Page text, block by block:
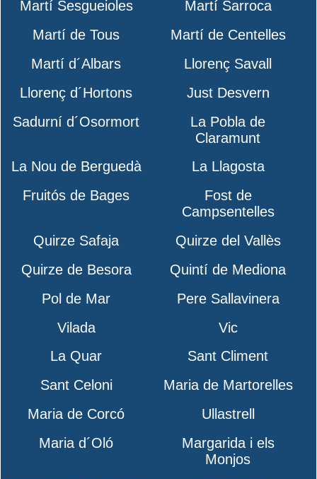
Martí Sesgueioles
Martí Sarroca
Martí de Tous
Martí de Centelles
Martí d´Albars
Llorenç Savall
Llorenç d´Hortons
Just Desvern
Sadurní d´Osormort
La Pobla de
Claramunt
La Nou de Berguedà
La Llagosta
Fruitós de Bages
Fost de
Campsentelles
Quirze Safaja
Quirze del Vallès
Quirze de Besora
Quintí de Mediona
Pol de Mar
Pere Sallavinera
Vilada
Vic
La Quar
Sant Climent
Sant Celoni
Maria de Martorelles
Maria de Corcó
Ullastrell
Maria d´Oló
Margarida i els
Monjos